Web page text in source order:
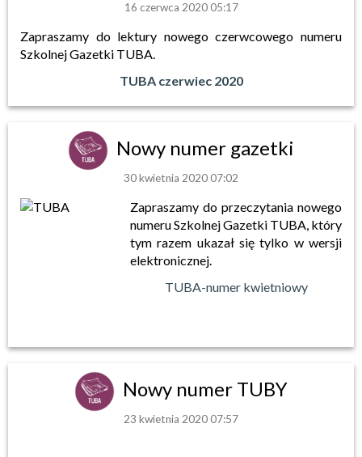
16 czerwca 2020 05:17
Zapraszamy do lektury nowego czerwcowego numeru
Szkolnej Gazetki TUBA.
TUBA czerwiec 2020
Nowy numer gazetki
30 kwietnia 2020 07:02
Zapraszamy do przeczytania nowego
numeru Szkolnej Gazetki TUBA, który
tym razem ukazał się tylko w wersji
elektronicznej.
TUBA-numer kwietniowy
Nowy numer TUBY
23 kwietnia 2020 07:57